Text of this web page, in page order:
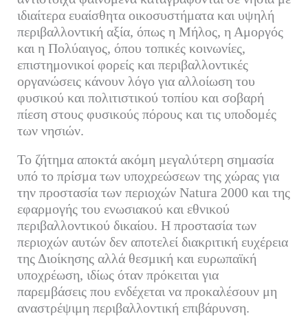
ιδιαίτερα ευαίσθητα οικοσυστήματα και υψηλή
περιβαλλοντική αξία, όπως η Μήλος, η Αμοργός
και η Πολύαιγος, όπου τοπικές κοινωνίες,
επιστημονικοί φορείς και περιβαλλοντικές
οργανώσεις κάνουν λόγο για αλλοίωση του
φυσικού και πολιτιστικού τοπίου και σοβαρή
πίεση στους φυσικούς πόρους και τις υποδομές
των νησιών.
Το ζήτημα αποκτά ακόμη μεγαλύτερη σημασία
υπό το πρίσμα των υποχρεώσεων της χώρας για
την προστασία των περιοχών Natura 2000 και της
εφαρμογής του ενωσιακού και εθνικού
περιβαλλοντικού δικαίου. Η προστασία των
περιοχών αυτών δεν αποτελεί διακριτική ευχέρεια
της Διοίκησης αλλά θεσμική και ευρωπαϊκή
υποχρέωση, ιδίως όταν πρόκειται για
παρεμβάσεις που ενδέχεται να προκαλέσουν μη
αναστρέψιμη περιβαλλοντική επιβάρυνση.